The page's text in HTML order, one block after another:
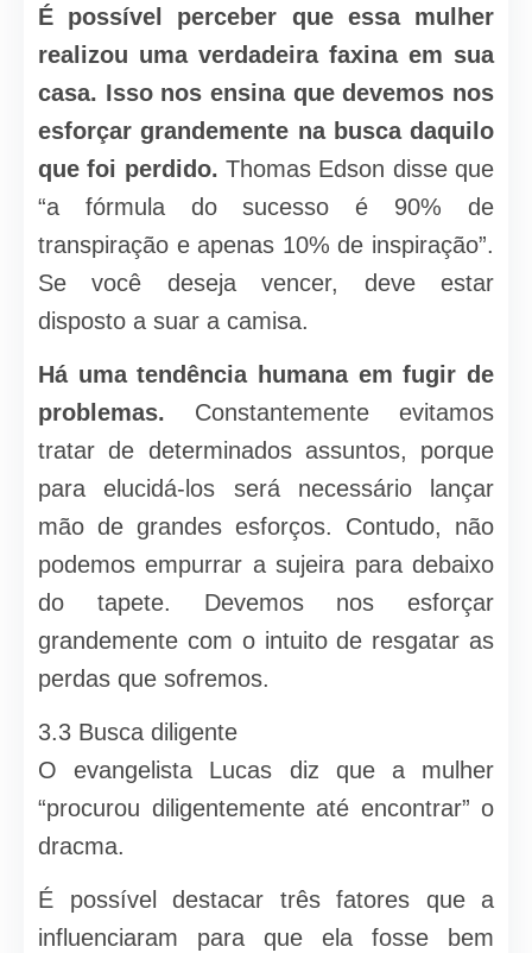
É possível perceber que essa mulher
realizou uma verdadeira faxina em sua
casa. Isso nos ensina que devemos nos
esforçar grandemente na busca daquilo
que foi perdido. Thomas Edson disse que
“a fórmula do sucesso é 90% de
transpiração e apenas 10% de inspiração”.
Se você deseja vencer, deve estar
disposto a suar a camisa.
Há uma tendência humana em fugir de
problemas. Constantemente evitamos
tratar de determinados assuntos, porque
para elucidá-los será necessário lançar
mão de grandes esforços. Contudo, não
podemos empurrar a sujeira para debaixo
do tapete. Devemos nos esforçar
grandemente com o intuito de resgatar as
perdas que sofremos.
3.3 Busca diligente
O evangelista Lucas diz que a mulher
“procurou diligentemente até encontrar” o
dracma.
É possível destacar três fatores que a
influenciaram para que ela fosse bem